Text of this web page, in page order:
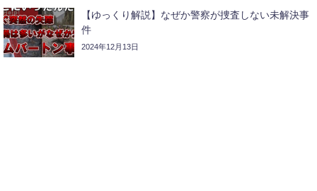
【ゆっくり解説】なぜか警察が捜査しない未解決事
件
2024年12月13日